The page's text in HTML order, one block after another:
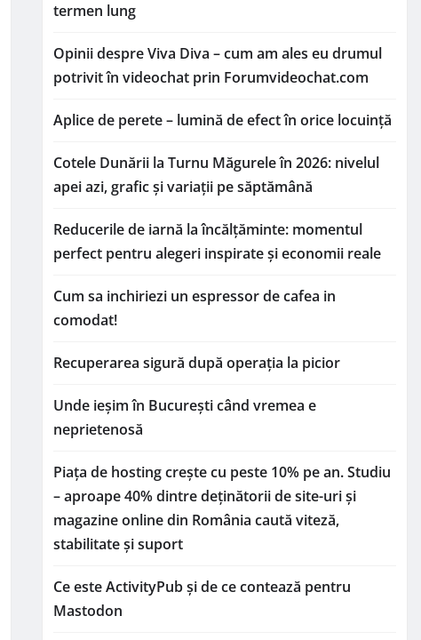
termen lung
Opinii despre Viva Diva – cum am ales eu drumul
potrivit în videochat prin Forumvideochat.com
Aplice de perete – lumină de efect în orice locuință
Cotele Dunării la Turnu Măgurele în 2026: nivelul
apei azi, grafic și variații pe săptămână
Reducerile de iarnă la încălțăminte: momentul
perfect pentru alegeri inspirate și economii reale
Cum sa inchiriezi un espressor de cafea in
comodat!
Recuperarea sigură după operația la picior
Unde ieșim în București când vremea e
neprietenosă
Piața de hosting crește cu peste 10% pe an. Studiu
– aproape 40% dintre deținătorii de site-uri și
magazine online din România caută viteză,
stabilitate și suport
Ce este ActivityPub și de ce contează pentru
Mastodon